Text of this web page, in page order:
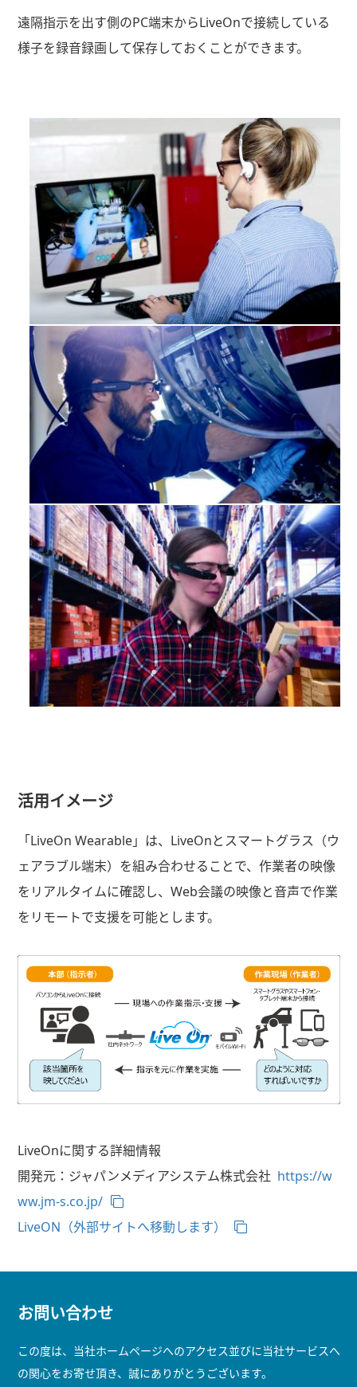
遠隔指示を出す側のPC端末からLiveOnで接続している
様子を録音録画して保存しておくことができます。
活用イメージ
「LiveOn Wearable」は、LiveOnとスマートグラス（ウ
ェアラブル端末）を組み合わせることで、作業者の映像
をリアルタイムに確認し、Web会議の映像と音声で作業
をリモートで支援を可能とします。
LiveOnに関する詳細情報
開発元：ジャパンメディアシステム株式会社 https://w
ww.jm-s.co.jp/
LiveON（外部サイトへ移動します）
お問い合わせ
この度は、当社ホームページへのアクセス並びに当社サービスへ
の関心をお寄せ頂き、誠にありがとうございます。